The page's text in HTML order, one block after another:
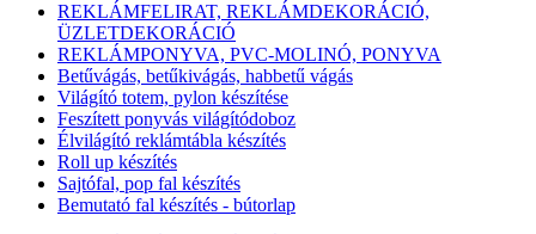
REKLÁMFELIRAT, REKLÁMDEKORÁCIÓ,
ÜZLETDEKORÁCIÓ
REKLÁMPONYVA, PVC-MOLINÓ, PONYVA
Betűvágás, betűkivágás, habbetű vágás
Világító totem, pylon készítése
Feszített ponyvás világítódoboz
Élvilágító reklámtábla készítés
Roll up készítés
Sajtófal, pop fal készítés
Bemutató fal készítés - bútorlap